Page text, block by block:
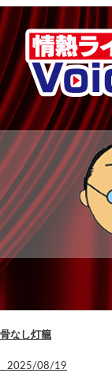
骨なし灯籠
2025/08/19